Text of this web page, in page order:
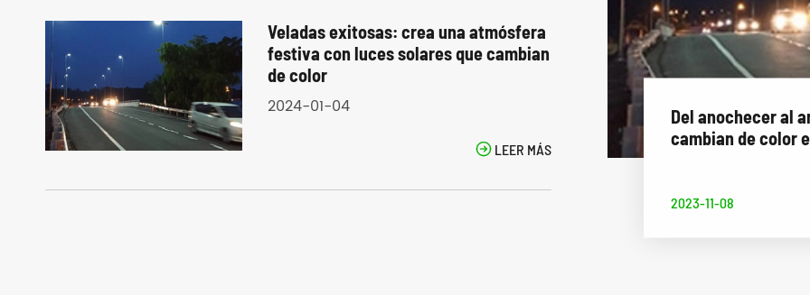
Veladas exitosas: crea una atmósfera
festiva con luces solares que cambian
de color
2024-01-04
LEER MÁS
Del anochecer al
cambian de color
2023-11-08